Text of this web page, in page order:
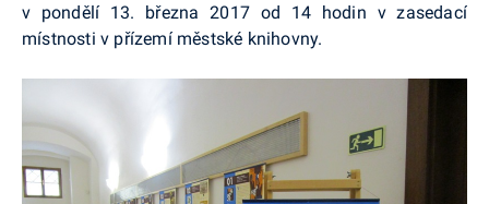
v pondělí 13. března 2017 od 14 hodin v zasedací
místnosti v přízemí městské knihovny.